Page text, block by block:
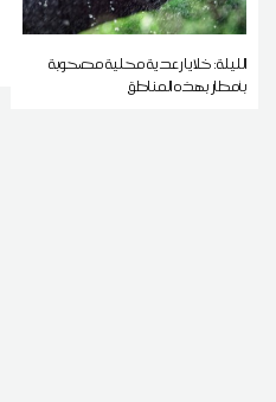
الليلة: خلايا رعدية محلية مصحوبة
بأمطار بهذه المناطق